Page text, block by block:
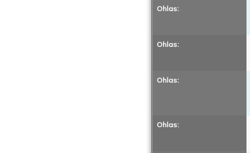
Ohlas:
Ohlas:
Ohlas:
Ohlas: